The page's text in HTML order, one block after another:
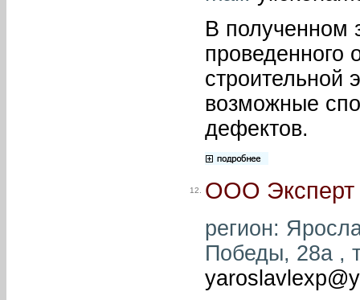
В полученном
проведенного
строительной
возможные
дефектов.
12. ООО Эксперт
регион:
Победы, 28а ,